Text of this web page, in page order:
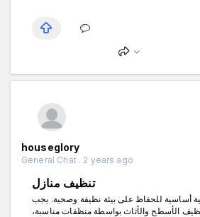
houseglory
General Chat . 2 years ago
تنظيف منازل
أساسية للحفاظ على بيئة نظيفة وصحية. يجب
الأسطح والأثاث بواسطة منظفات مناسبة،